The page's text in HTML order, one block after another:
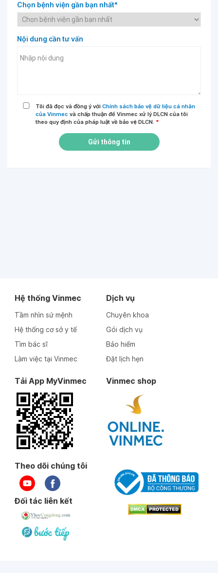
Chọn bệnh viện gần bạn nhất*
Nội dung cần tư vấn
Tôi đã đọc và đồng ý với Chính sách bảo vệ dữ liệu cá nhân
của Vinmec và chấp thuận để Vinmec xử lý DLCN của tôi
theo quy định của pháp luật về bảo vệ DLCN. *
Gửi thông tin
Hệ thống Vinmec
Tầm nhìn sứ mệnh
Hệ thống cơ sở y tế
Tìm bác sĩ
Làm việc tại Vinmec
Dịch vụ
Chuyên khoa
Gói dịch vụ
Bảo hiểm
Đặt lịch hẹn
Tải App MyVinmec Vinmec shop
Theo dõi chúng tôi
Đối tác liên kết